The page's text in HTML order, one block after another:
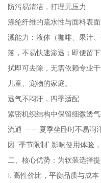
防污易清洁，打理无压力
涤纶纤维的疏水性与面料表
溅能力：液体（咖啡、果汁
落，不易快速渗透；即便留
拭即可去除，无需依赖专业
儿童、宠物的家庭。
透气不闷汗，四季适配
紧密机织结构中保留细微透
流通 —— 夏季坐卧时不易闷
因 “季节限制” 影响使用体验
二、核心优势：为软装选择
1. 高性价比，平衡品质与成本